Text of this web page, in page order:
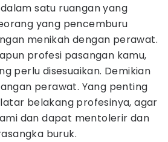
satu ruangan yang
yang pencemburu
menikah dengan perawat.
profesi pasangan kamu,
perlu disesuaikan. Demikian
perawat. Yang penting
belakang profesinya, agar
dan dapat mentolerir dan
buruk.